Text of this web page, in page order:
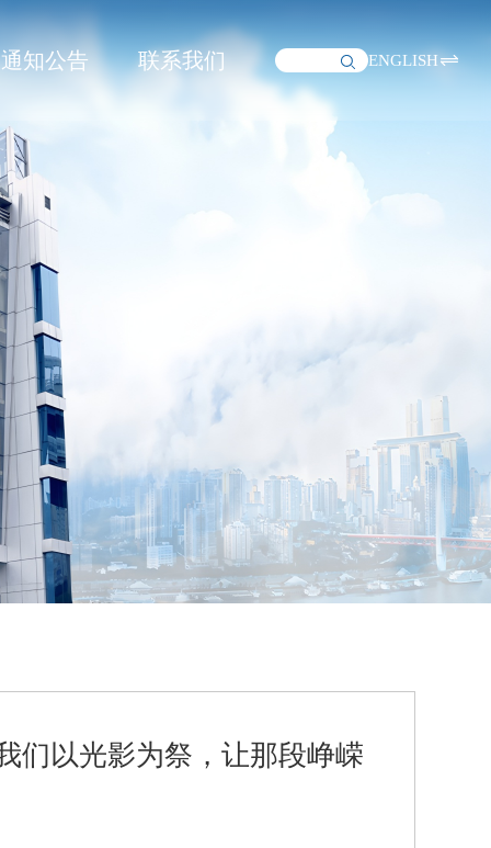
通知公告 联系我们 ENGLISH
们以光影为祭，让那段峥嵘